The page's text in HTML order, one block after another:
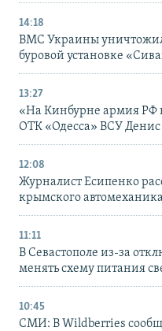
14:18
ВМС Украины
буровой установке
13:27
«На Кинбурне армия РФ
ОТК «Одесса» ВСУ
12:08
Журналист Есипенко
крымского
11:11
В Севастополе из-за
менять схему питания
10:45
СМИ: В Wildberries